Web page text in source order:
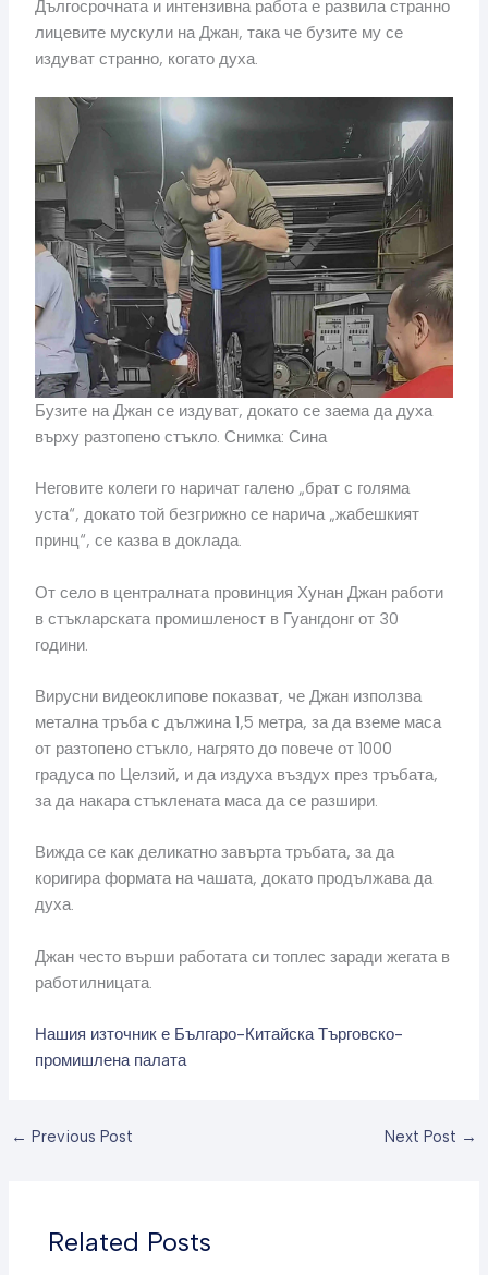
Дългосрочната и интензивна работа е развила странно
лицевите мускули на Джан, така че бузите му се
издуват странно, когато духа.
Бузите на Джан се издуват, докато се заема да духа
върху разтопено стъкло. Снимка: Сина
Неговите колеги го наричат ​​галено „брат с голяма
уста“, докато той безгрижно се нарича „жабешкият
принц“, се казва в доклада.
От село в централната провинция Хунан Джан работи
в стъкларската промишленост в Гуангдонг от 30
години.
Вирусни видеоклипове показват, че Джан използва
метална тръба с дължина 1,5 метра, за да вземе маса
от разтопено стъкло, нагрято до повече от 1000
градуса по Целзий, и да издуха въздух през тръбата,
за да накара стъклената маса да се разшири.
Вижда се как деликатно завърта тръбата, за да
коригира формата на чашата, докато продължава да
духа.
Джан често върши работата си топлес заради жегата в
работилницата.
Нашия източник е Българо-Китайска Търговско-
промишлена палaта
← Previous Post Next Post →
Related Posts